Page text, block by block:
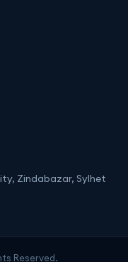
Zindabazar, Sylhet
Reserved.